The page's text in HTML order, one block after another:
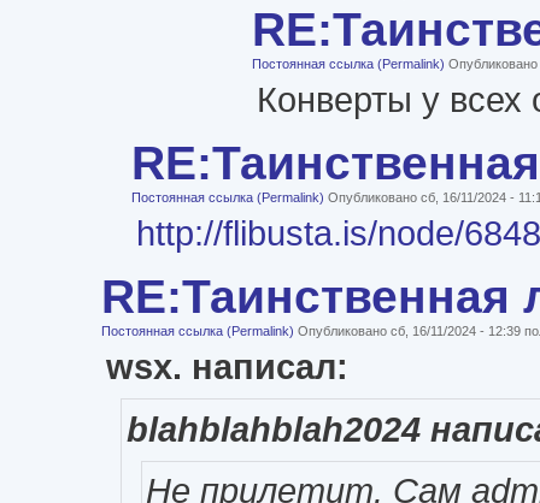
Постоянная ссылка (Permalink)
Конверты у
Постоянная ссылка (Permalink) Опубликовано сб, 16/11/2024 -
http://flibusta.is/node/
Постоянная ссылка (Permalink) Опубликовано сб, 16/11/2024 - 12:39
wsx. написал:
blahblahblah2024
Не прилетит. Сам